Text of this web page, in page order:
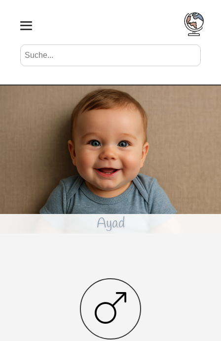
Suche nach Vornamen Search
Ayad
Junge